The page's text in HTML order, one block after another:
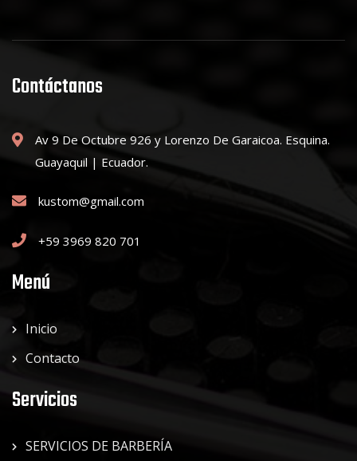
Contáctanos
Av 9 De Octubre 926 y Lorenzo De Garaicoa. Esquina.
Guayaquil | Ecuador.
kustom@gmail.com
+59 3969 820 701
Menú
Inicio
Contacto
Servicios
SERVICIOS DE BARBERÍA